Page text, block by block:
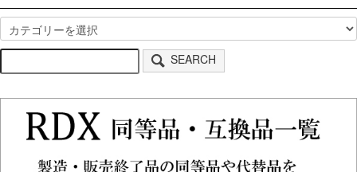
SEARCH